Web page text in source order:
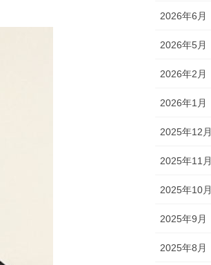
2026年6月
2026年5月
2026年2月
2026年1月
2025年12月
2025年11月
2025年10月
2025年9月
2025年8月